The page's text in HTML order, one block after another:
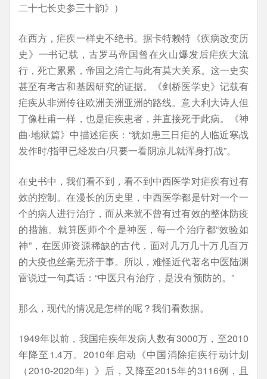
二十七长史参三十韵》）
在西方，疟疾一样史不绝书。据卡特赖特《疾病改变历
史》一书记载，古罗马帝国曾在火山爆发后疟疾大流
行，死亡累累，帝国之消亡与此有莫大关系。这一史实
甚至有考古和基因研究的证据。《剑桥医学史》记载有
疟疾从非洲传往欧洲美洲亚洲的路线。意大利大诗人但
丁像杜甫一样，也是疟疾患者，并直接死于此病。《神
曲·地狱篇》中描述疟疾：“犹如患三日疟的人临近寒战
发作时/指甲已经发白/只要一看阴凉儿就浑身打战”。
在史书中，我们看不到，看不到中西医学对疟疾有过有
效的控制。在漫长的历史里，中西医学都是针对一个一
个的病人进行治疗，而从来就不曾有过有效的整体防疫
的措施。就算医师个个是神医，每一个治疗都“效验如
神”，在医师资源稀缺的古代，面对几万几十万几百万
的大疫也丝毫无济于事。所以，难怪近代著名中医陆渊
雷说过一句真话：“中医只有治疗，是没有预防的。”
那么，现代的情况是怎样的呢？我们看数据。
1949年以前，我国疟疾年发病人数有3000万，至2010
年降至1.4万。2010年启动《中国消除疟疾行动计划
（2010-2020年）》后，又降至2015年的3116例，且